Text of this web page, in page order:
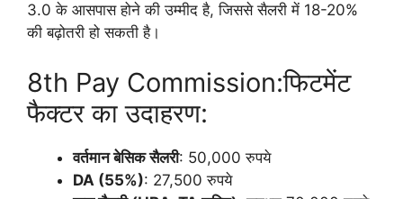
3.0 के आसपास होने की उम्मीद है, जिससे सैलरी में 18-20%
की बढ़ोतरी हो सकती है।
8th Pay Commission:फिटमेंट
फैक्टर का उदाहरण:
वर्तमान बेसिक सैलरी: 50,000 रुपये
DA (55%): 27,500 रुपये